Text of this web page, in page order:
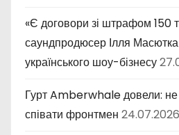
«Є договори зі штрафом 150
саундпродюсер Ілля
українського шоу-бізнесу
Гурт Amberwhale довели:
співати фронтмен 24.07.2026